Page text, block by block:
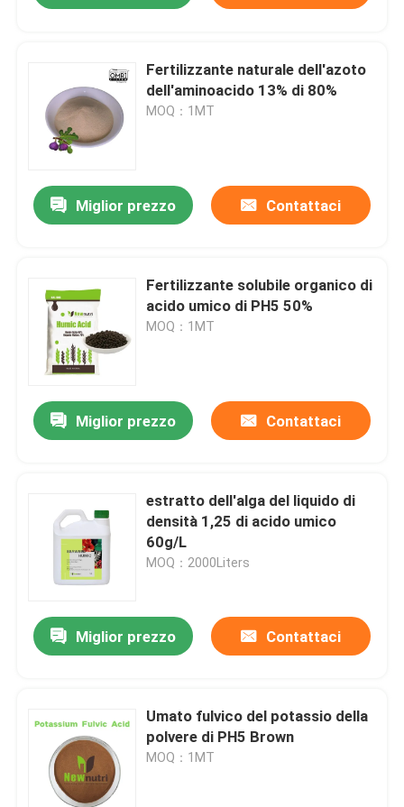
Fertilizzante naturale dell'azoto
dell'aminoacido 13% di 80%
MOQ：1MT
Miglior prezzo Contattaci
Fertilizzante solubile organico di
acido umico di PH5 50%
MOQ：1MT
Miglior prezzo Contattaci
estratto dell'alga del liquido di
densità 1,25 di acido umico
60g/L
MOQ：2000Liters
Miglior prezzo Contattaci
Umato fulvico del potassio della
polvere di PH5 Brown
MOQ：1MT